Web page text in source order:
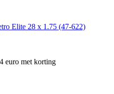
Elite 28 x 1.75 (47-622)
euro met korting